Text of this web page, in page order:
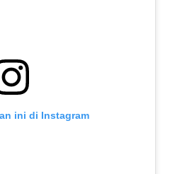
ini di Instagram